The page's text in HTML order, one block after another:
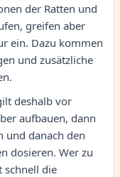
der Ratten und
greifen aber
ein. Dazu kommen
und zusätzliche
deshalb vor
aufbauen, dann
und danach den
dosieren. Wer zu
schnell die